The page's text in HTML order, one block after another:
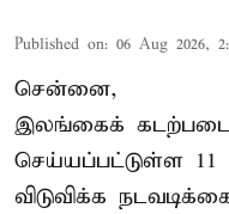
Published on: 06 Aug 2026,
சென்னை,
இலங்கைக்
செய்யப்பட்டுள்ள
விடுவிக்க